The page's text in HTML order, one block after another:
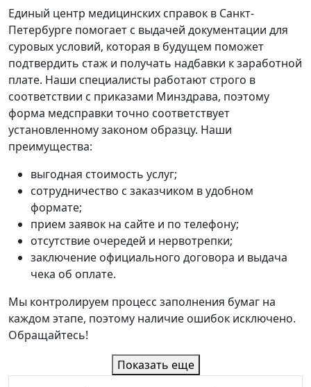
Единый центр медицинских справок в Санкт-
Петербурге помогает с выдачей документации для
суровых условий, которая в будущем поможет
подтвердить стаж и получать надбавки к заработной
плате. Наши специалисты работают строго в
соответствии с приказами Минздрава, поэтому
форма медсправки точно соответствует
установленному законом образцу. Наши
преимущества:
выгодная стоимость услуг;
сотрудничество с заказчиком в удобном
формате;
прием заявок на сайте и по телефону;
отсутствие очередей и нервотрепки;
заключение официального договора и выдача
чека об оплате.
Мы контролируем процесс заполнения бумаг на
каждом этапе, поэтому наличие ошибок исключено.
Обращайтесь!
Показать еще